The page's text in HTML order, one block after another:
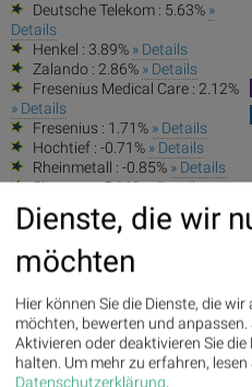
Deutsche Telekom : 5.63% »
Details
Henkel : 3.89% » Details
Zalando : 2.86% » Details
Fresenius Medical Care : 2.12%
» Details
Fresenius : 1.71% » Details
Hochtief : -0.71% » Details
Rheinmetall : -0.85% » Details
Siemens : -5.11%» Details
Siemens Energy : -1.19%
Details
Scout24 : -6.12%
Dienste, die wir
möchten
Hier können Sie die Dienste, die
möchten, bewerten und anpassen.
Aktivieren oder deaktivieren Sie
halten. Um mehr zu erfahren,
Datenschutzerklärung.